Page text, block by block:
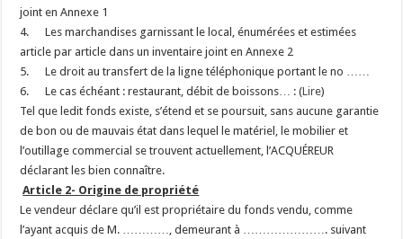
joint en Annexe 1
4. Les marchandises garnissant le local, énumérées et estimées
article par article dans un inventaire joint en Annexe 2
5. Le droit au transfert de la ligne téléphonique portant le no ……
6. Le cas échéant : restaurant, débit de boissons… : (Lire)
Tel que ledit fonds existe, s’étend et se poursuit, sans aucune garantie
de bon ou de mauvais état dans lequel le matériel, le mobilier et
l’outillage commercial se trouvent actuellement, l’ACQUÉREUR
déclarant les bien connaître.
Article 2- Origine de propriété
Le vendeur déclare qu’il est propriétaire du fonds vendu, comme
l’ayant acquis de M. …………, demeurant à …………………. suivant